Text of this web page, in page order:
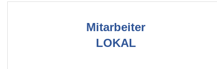
Mitarbeiter
LOKAL